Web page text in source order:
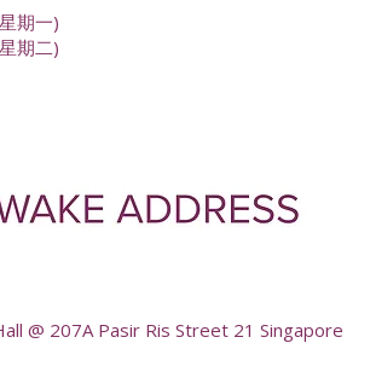
期一)
期二)
@ 207A Pasir Ris Street 21 Singapore